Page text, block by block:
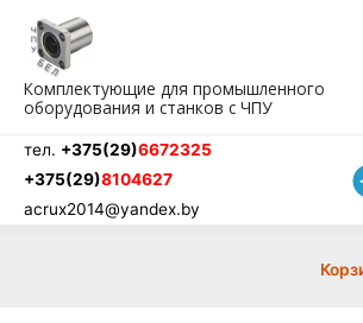
содержимому
Комплектующие для промышленного
оборудования и станков с ЧПУ
тел. +375(29)6672325
+375(29)8104627
acrux2014@yandex.by